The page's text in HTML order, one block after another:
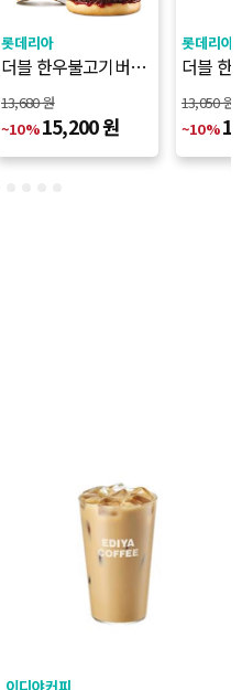
롯데리아
더블 한우불고기버거
세트
13,680 원
~10% 15,200 원
롯데리아
더블 한
콤보
13,050 원
~10%